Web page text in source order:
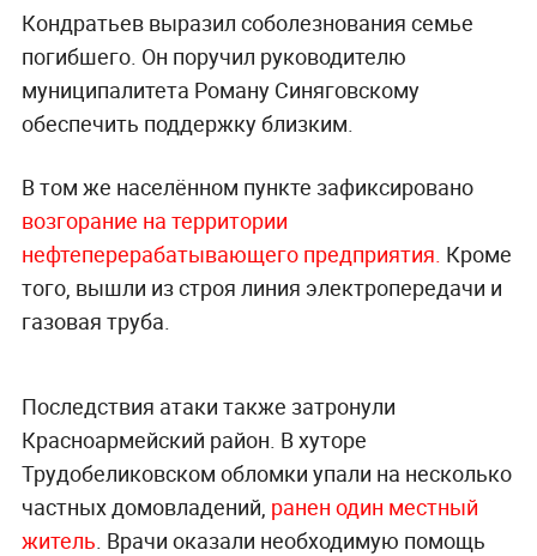
Кондратьев выразил соболезнования семье
погибшего. Он поручил руководителю
муниципалитета Роману Синяговскому
обеспечить поддержку близким.
В том же населённом пункте зафиксировано
возгорание на территории
нефтеперерабатывающего предприятия. Кроме
того, вышли из строя линия электропередачи и
газовая труба.
Последствия атаки также затронули
Красноармейский район. В хуторе
Трудобеликовском обломки упали на несколько
частных домовладений, ранен один местный
житель . Врачи оказали необходимую помощь